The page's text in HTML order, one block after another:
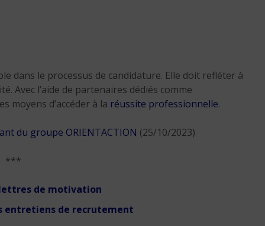
dans le processus de candidature. Elle doit refléter à
Avec l’aide de partenaires dédiés comme
moyens d’accéder à la réussite professionnelle.
du groupe ORIENTACTION (25/10/2023)
***
lettres de motivation
entretiens de recrutement